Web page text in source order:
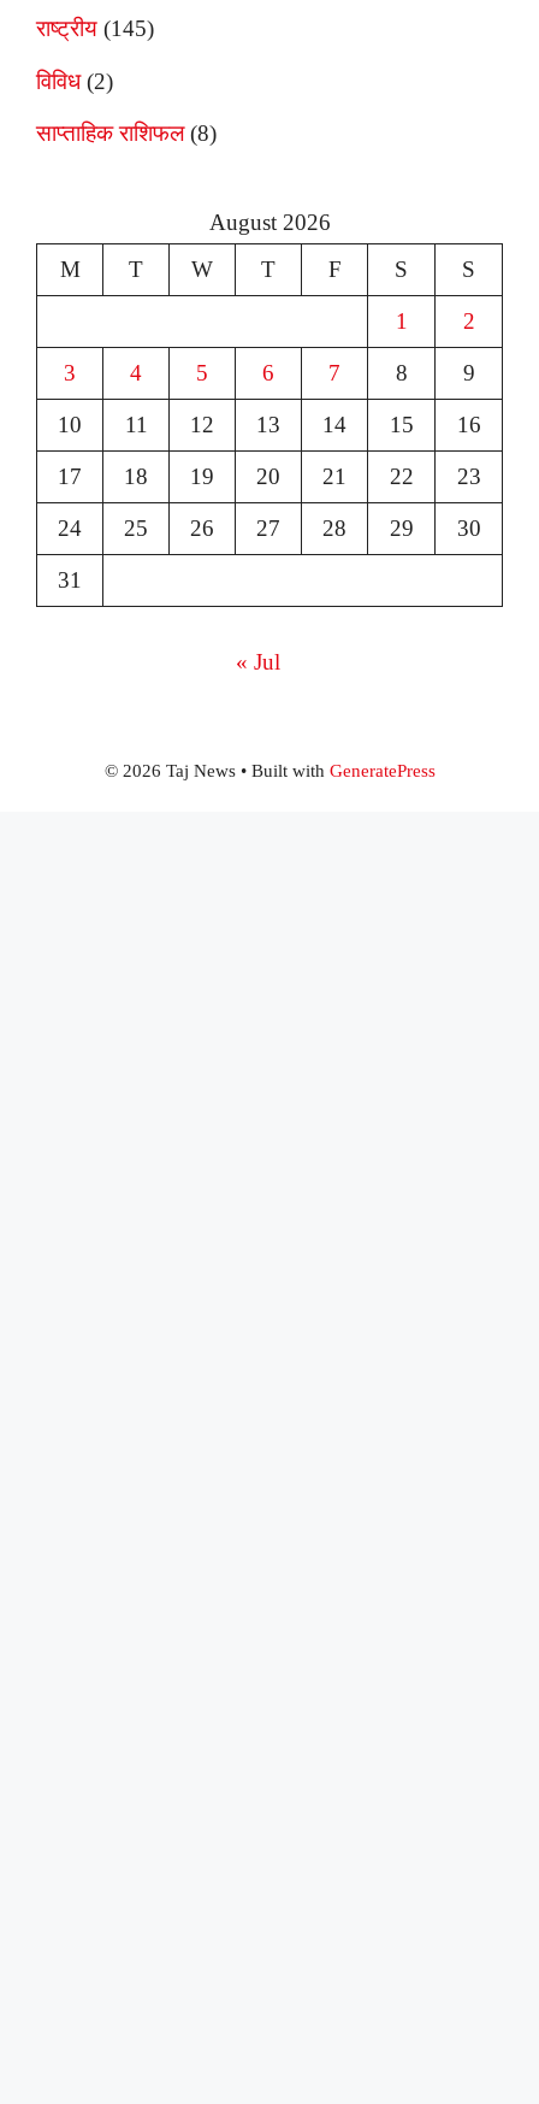
राष्ट्रीय (145)
विविध(2)
साप्ताहिक राशिफल(8)
August 2026
M
T W T F S S
1 2
3 4 5 6 7 8 9
10 11 12 13 14 15 16
17 18 19 20 21 22 23
24 25 26 27 28 29 30
31
« Jul
© 2026 Taj News• Built with GeneratePress